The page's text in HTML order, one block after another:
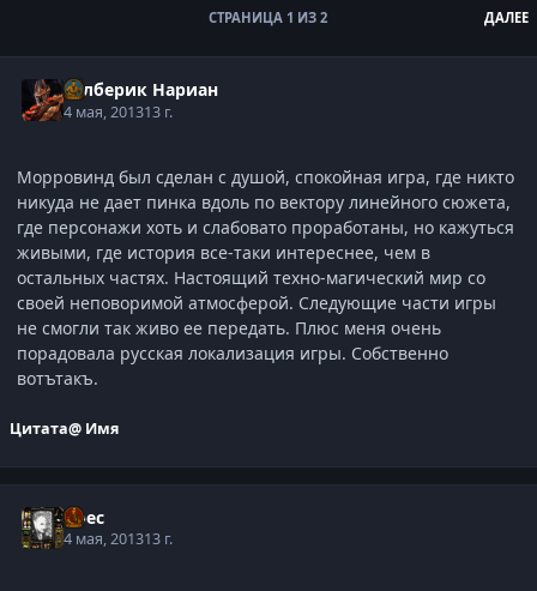
ДАЛЕЕ
СТРАНИЦА 1 ИЗ 2
Рэлберик Нариан
4 мая, 201313 г.
Морровинд был сделан с душой, спокойная игра, где никто
никуда не дает пинка вдоль по вектору линейного сюжета,
где персонажи хоть и слабовато проработаны, но кажуться
живыми, где история все-таки интереснее, чем в
остальных частях. Настоящий техно-магический мир со
своей неповоримой атмосферой. Следующие части игры
не смогли так живо ее передать. Плюс меня очень
порадовала русская локализация игры. Собственно
вотътакъ.
Цитата@ Имя
Арес
4 мая, 201313 г.